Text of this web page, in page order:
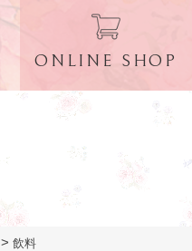
ONLINE SHOP
> 飲料